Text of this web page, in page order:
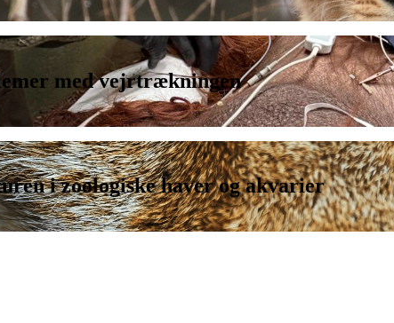
med vejrtrækningen
i zoologiske haver og akvarier